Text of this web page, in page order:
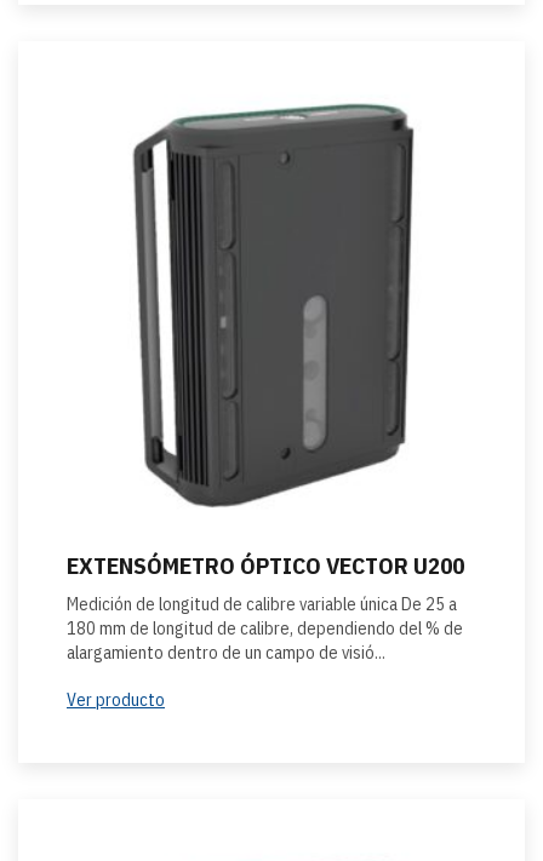
EXTENSÓMETRO ÓPTICO VECTOR U200
Medición de longitud de calibre variable única De 25 a
180 mm de longitud de calibre, dependiendo del % de
alargamiento dentro de un campo de visió...
Ver producto